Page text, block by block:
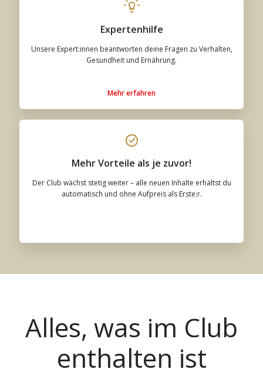
Expertenhilfe
Unsere Expert:innen beantworten deine Fragen zu Verhalten,
Gesundheit und Ernährung.
Mehr erfahren
Mehr Vorteile als je zuvor!
Der Club wächst stetig weiter – alle neuen Inhalte erhältst du
automatisch und ohne Aufpreis als Erste:r.
Alles, was im Club
enthalten ist